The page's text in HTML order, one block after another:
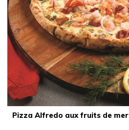
Pizza Alfredo aux fruits de mer